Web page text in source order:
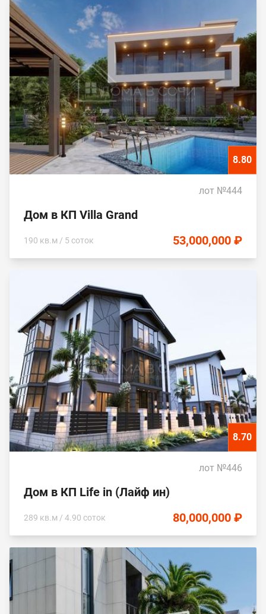
8.80
лот №444
Дом в КП Villa Grand
190 кв.м / 5 соток 53,000,000 ₽
8.70
лот №446
Дом в КП Life in (Лайф ин)
289 кв.м / 4.90 соток 80,000,000 ₽